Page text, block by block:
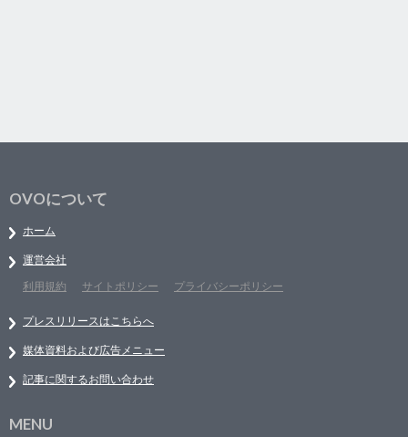
OVOについて
ホーム
運営会社
利用規約
サイトポリシー プライバシーポリシー
プレスリリースはこちらへ
媒体資料および広告メニュー
記事に関するお問い合わせ
MENU